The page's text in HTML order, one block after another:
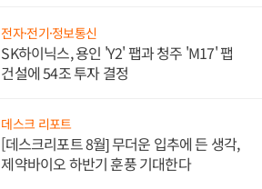
전자·전기·정보통신
SK하이닉스, 용인 'Y2' 팹과 청주 'M17' 팹
건설에 54조 투자 결정
데스크 리포트
[데스크리포트 8월] 무더운 입추에 든 생각,
제약바이오 하반기 훈풍 기대한다